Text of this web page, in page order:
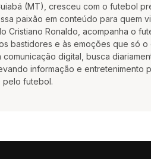
(MT), cresceu com o futebol
paixão em conteúdo para quem
Cristiano Ronaldo, acompanha o
bastidores e às emoções que só
digital, busca
informação e entretenimento
futebol.